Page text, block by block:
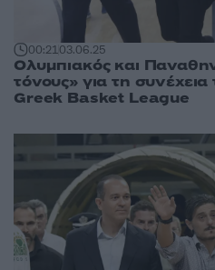
00:2103.06.25
Ολυμπιακός και
τόνους» για τη
Greek Basket League